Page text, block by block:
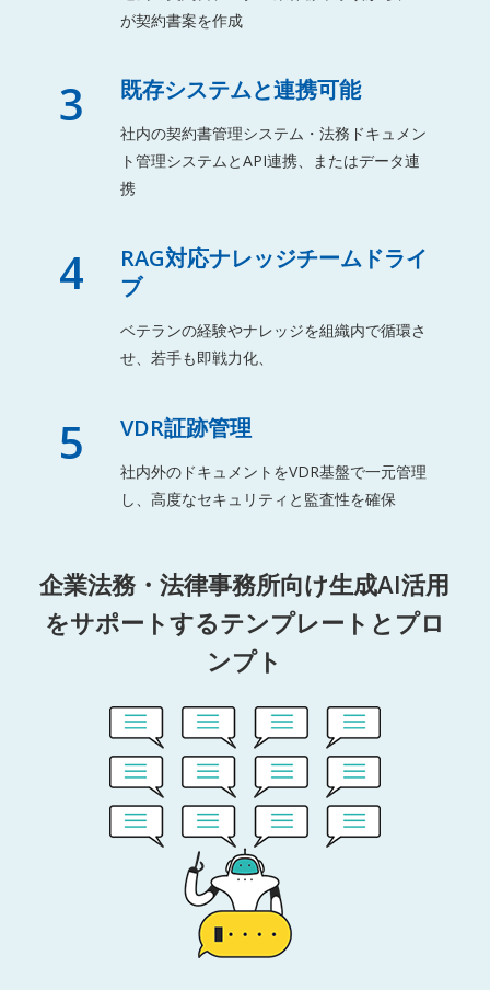
が契約書案を作成
3 既存システムと連携可能
社内の契約書管理システム・法務ドキュメン
ト管理システムとAPI連携、またはデータ連
携
4
RAG対応ナレッジチームドライ
ブ
ベテランの経験やナレッジを組織内で循環さ
せ、若手も即戦力化、
5 VDR証跡管理
社内外のドキュメントをVDR基盤で一元管理
し、高度なセキュリティと監査性を確保
企業法務・法律事務所向け生成AI活用
をサポートするテンプレートとプロ
ンプト